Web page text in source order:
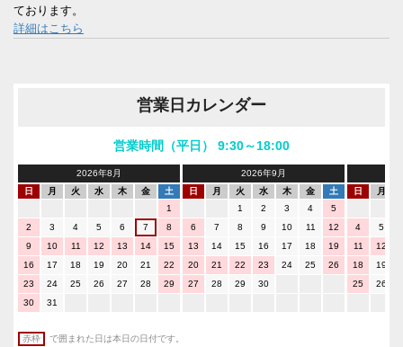
ております。
詳細はこちら
営業日カレンダー
営業時間（平日） 9:30～18:00
2026年8月
日
月 火 水 木 金
土
1
2
3 4 5 6 7
8
9
10 11 12 13 14
15
16
17 18 19 20 21
22
23
24 25 26 27 28
29
30
31
2026年9月
日
月 火 水 木 金
土
1
2 3 4
5
6
7 8 9 10 11
12
13
14 15 16 17 18
19
20
21 22 23 24 25
26
27
28 29 30
日 月
4 5
11
12
18
19
25
26
赤枠 で囲まれた日は本日の日付です。